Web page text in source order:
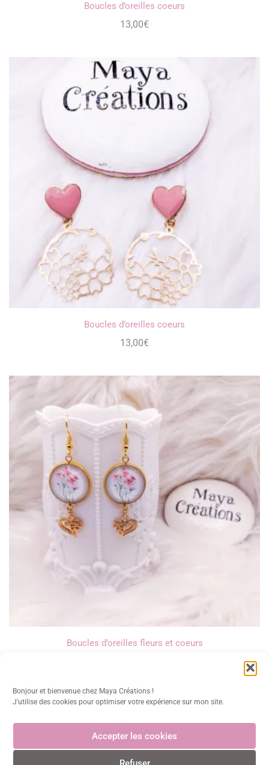
Bonjour et bienvenue chez Maya Créations !
J'utilise des cookies pour optimiser votre expérience sur mon site.
Accepter les cookies
Boucles d’oreilles coeurs
13,00€
Boucles d’oreilles coeurs
13,00€
Boucles d’oreilles fleurs et coeurs
Maya Créations